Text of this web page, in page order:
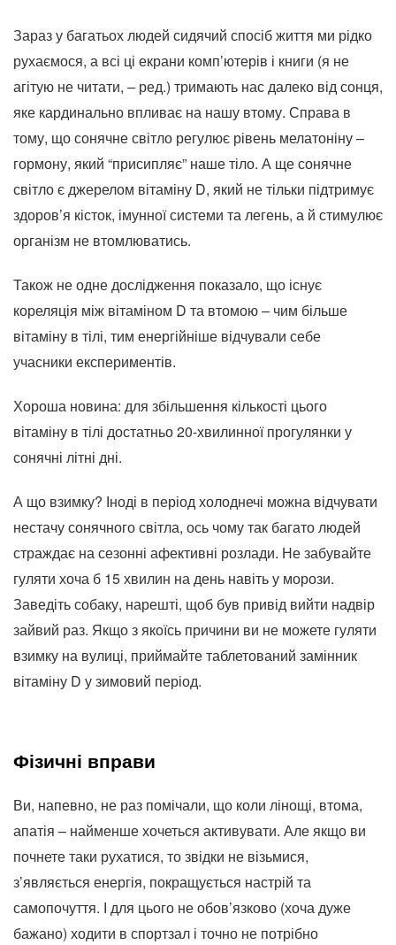
Зараз у багатьох людей сидячий спосіб життя ми рідко
рухаємося, а всі ці екрани комп’ютерів і книги (я не
агітую не читати, – ред.) тримають нас далеко від сонця,
яке кардинально впливає на нашу втому. Справа в
тому, що сонячне світло регулює рівень мелатоніну –
гормону, який “присипляє” наше тіло. А ще сонячне
світло є джерелом вітаміну D, який не тільки підтримує
здоров’я кісток, імунної системи та легень, а й стимулює
організм не втомлюватись.
Також не одне дослідження показало, що існує
кореляція між вітаміном D та втомою – чим більше
вітаміну в тілі, тим енергійніше відчували себе
учасники експериментів.
Хороша новина: для збільшення кількості цього
вітаміну в тілі достатньо 20-хвилинної прогулянки у
сонячні літні дні.
А що взимку? Іноді в період холоднечі можна відчувати
нестачу сонячного світла, ось чому так багато людей
страждає на сезонні афективні розлади. Не забувайте
гуляти хоча б 15 хвилин на день навіть у морози.
Заведіть собаку, нарешті, щоб був привід вийти надвір
зайвий раз. Якщо з якоїсь причини ви не можете гуляти
взимку на вулиці, приймайте таблетований замінник
вітаміну D у зимовий період.
Фізичні вправи
Ви, напевно, не раз помічали, що коли лінощі, втома,
апатія – найменше хочеться активувати. Але якщо ви
почнете таки рухатися, то звідки не візьмися,
з’являється енергія, покращується настрій та
самопочуття. І для цього не обов’язково (хоча дуже
бажано) ходити в спортзал і точно не потрібно